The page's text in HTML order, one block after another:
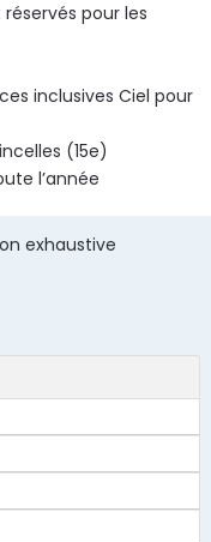
pour les
inclusives Ciel pour
(15e)
l’année
exhaustive